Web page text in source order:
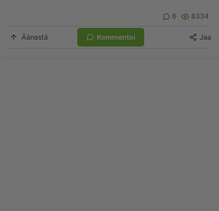
6 8334
Äänestä Kommentoi Jaa